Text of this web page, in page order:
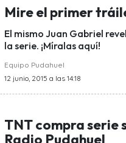
Mire el primer
El mismo Juan Gabriel
la serie. ¡Míralas aquí!
Equipo Pudahuel
12 junio, 2015 a las 14:18
TNT compra serie
Radio Pudahuel